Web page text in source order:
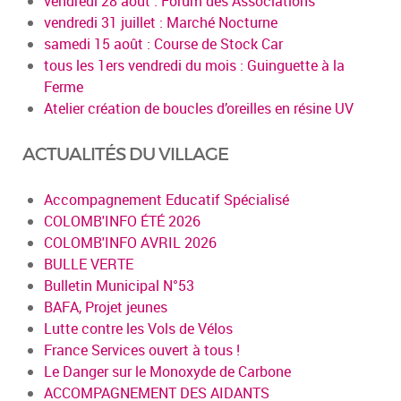
vendredi 31 juillet : Marché Nocturne
samedi 15 août : Course de Stock Car
tous les 1ers vendredi du mois : Guinguette à la
Ferme
Atelier création de boucles d’oreilles en résine UV
ACTUALITÉS DU VILLAGE
Accompagnement Educatif Spécialisé
COLOMB'INFO ÉTÉ 2026
COLOMB'INFO AVRIL 2026
BULLE VERTE
Bulletin Municipal N°53
BAFA, Projet jeunes
Lutte contre les Vols de Vélos
France Services ouvert à tous !
Le Danger sur le Monoxyde de Carbone
ACCOMPAGNEMENT DES AIDANTS